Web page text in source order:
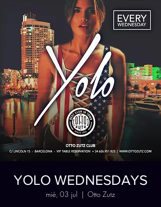
YOLO WEDNESDAYS
mié, 03 jul
  |
Otto Zutz